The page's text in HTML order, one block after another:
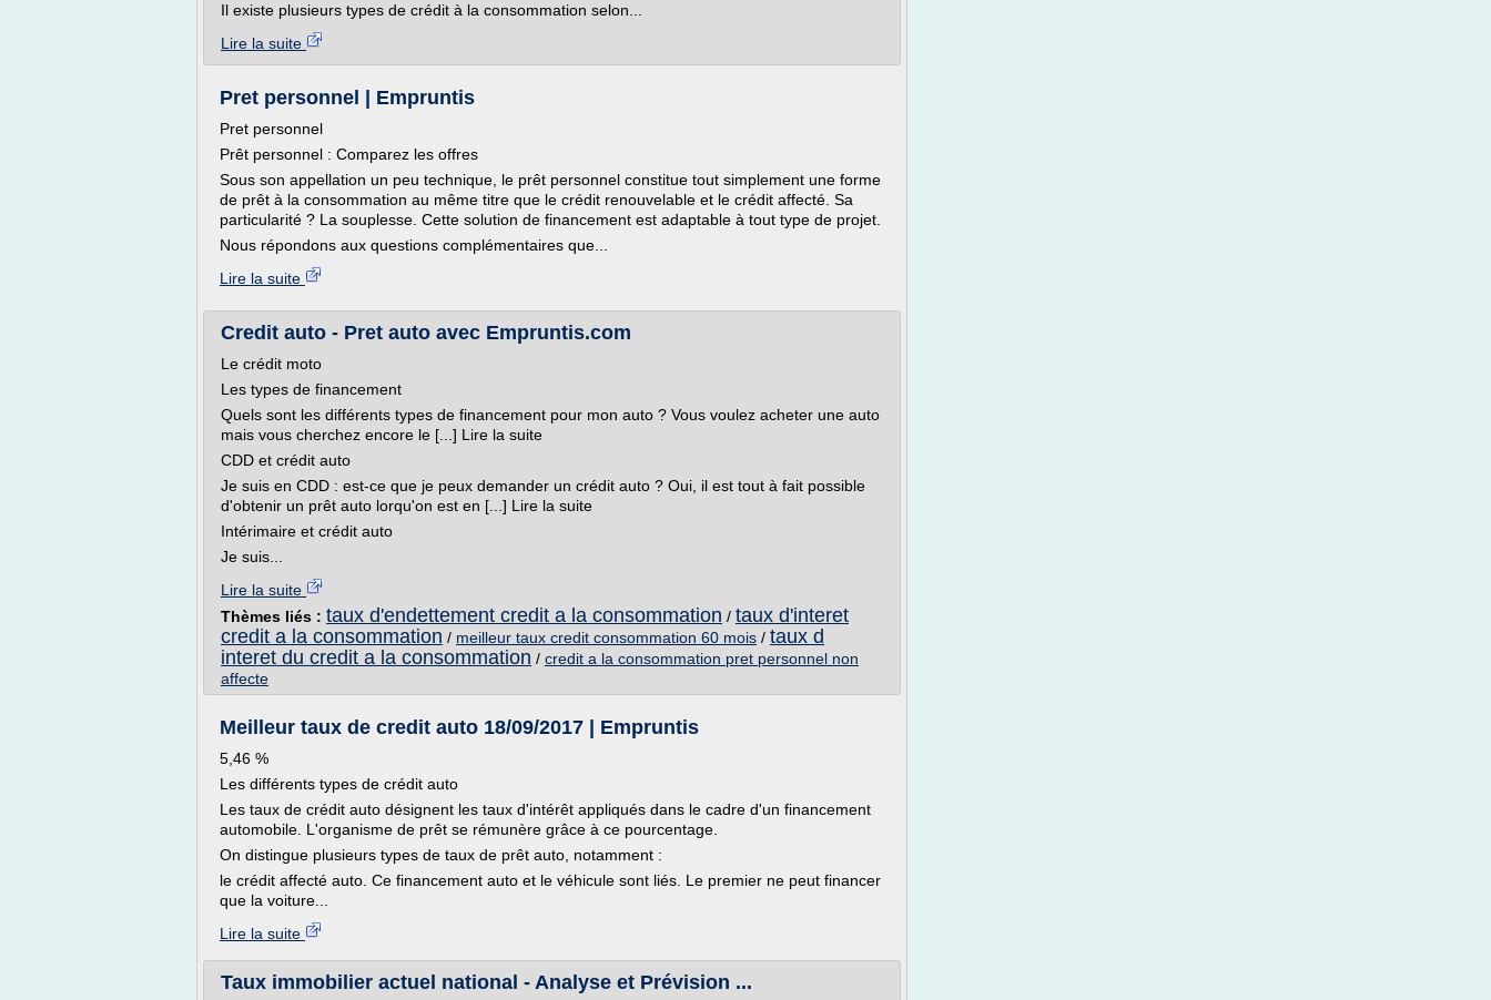
Il existe plusieurs types de crédit à la consommation selon...
Lire la suite
Pret personnel | Empruntis
Pret personnel
Prêt personnel : Comparez les offres
Sous son appellation un peu technique, le prêt personnel constitue tout simplement une forme
de prêt à la consommation au même titre que le crédit renouvelable et le crédit affecté. Sa
particularité ? La souplesse. Cette solution de financement est adaptable à tout type de projet.
Nous répondons aux questions complémentaires que...
Lire la suite
Credit auto - Pret auto avec Empruntis.com
Le crédit moto
Les types de financement
Quels sont les différents types de financement pour mon auto ? Vous voulez acheter une auto
mais vous cherchez encore le [...] Lire la suite
CDD et crédit auto
Je suis en CDD : est-ce que je peux demander un crédit auto ? Oui, il est tout à fait possible
d'obtenir un prêt auto lorqu'on est en [...] Lire la suite
Intérimaire et crédit auto
Je suis...
Lire la suite
Thèmes liés : taux d'endettement credit a la consommation / taux d'interet
credit a la consommation / meilleur taux credit consommation 60 mois / taux d
interet du credit a la consommation / credit a la consommation pret personnel non
affecte
Meilleur taux de credit auto 18/09/2017 | Empruntis
5,46 %
Les différents types de crédit auto
Les taux de crédit auto désignent les taux d'intérêt appliqués dans le cadre d'un financement
automobile. L'organisme de prêt se rémunère grâce à ce pourcentage.
On distingue plusieurs types de taux de prêt auto, notamment :
le crédit affecté auto. Ce financement auto et le véhicule sont liés. Le premier ne peut financer
que la voiture...
Lire la suite
Taux immobilier actuel national - Analyse et Prévision ...